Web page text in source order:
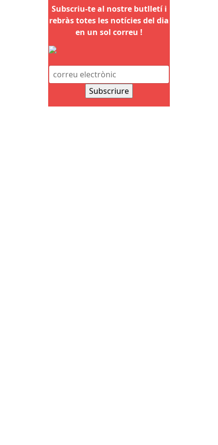
Subscriu-te al nostre butlletí i
rebràs totes les notícies del dia
en un sol correu !